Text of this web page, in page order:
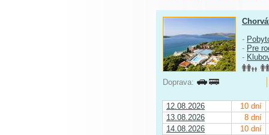
-
- Pre
-
Doprava:
12.08.2026
10 dní
13.08.2026
8 dní
14.08.2026
10 dní